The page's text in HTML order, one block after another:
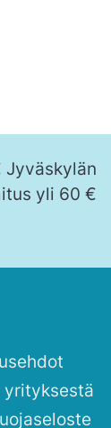
Jyväskylän
yli 60 €
yrityksestä